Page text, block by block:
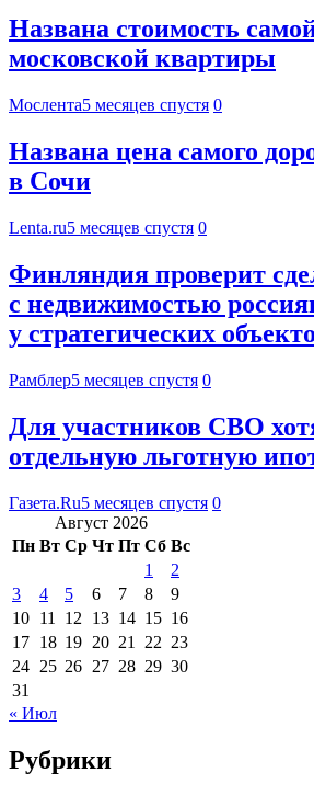
Названа стоимость
московской квартиры
Мослента5 месяцев спустя 0
Названа цена самого
в Сочи
Lenta.ru5 месяцев спустя 0
Финляндия проверит
с недвижимостью
у стратегических
Рамблер5 месяцев спустя 0
Для участников СВО
отдельную льготную
Газета.Ru5 месяцев спустя 0
Август 2026
Пн Вт Ср Чт Пт Сб Вс
1
2
3
4 5 6 7 8
9
10 11 12 13 14 15 16
17 18 19 20 21 22 23
24 25 26 27 28 29 30
31
« Июл
Рубрики